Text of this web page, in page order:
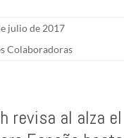
julio de 2017
Colaboradoras
revisa al alza el